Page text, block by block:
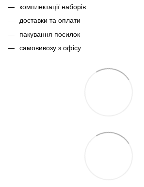
комплектації наборів
доставки та оплати
пакування посилок
самовивозу з офісу